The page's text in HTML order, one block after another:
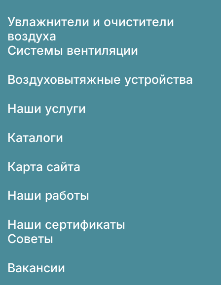
Увлажнители и очистители
воздуха
Системы вентиляции
Воздуховытяжные устройства
Наши услуги
Каталоги
Карта сайта
Наши работы
Наши сертификаты
Советы
Вакансии